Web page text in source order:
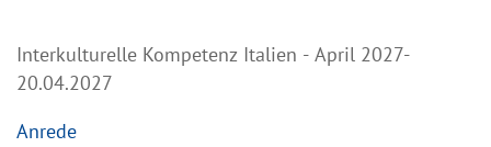
Interkulturelle Kompetenz Italien - April 2027-
20.04.2027
Anrede